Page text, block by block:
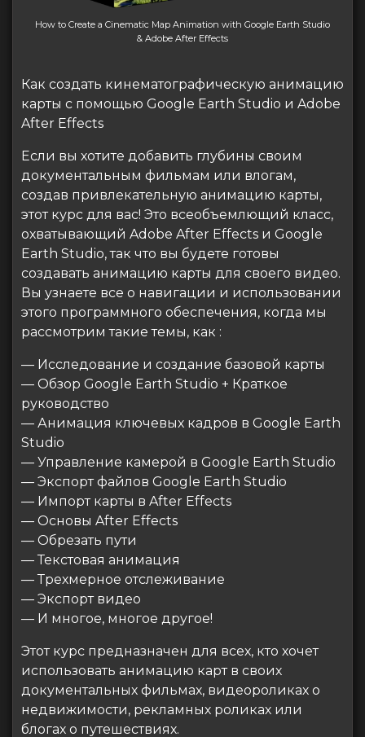
How to Create a Cinematic Map Animation with Google Earth Studio
& Adobe After Effects
Как создать кинематографическую анимацию
карты с помощью Google Earth Studio и Adobe
After Effects
Если вы хотите добавить глубины своим
документальным фильмам или влогам,
создав привлекательную анимацию карты,
этот курс для вас! Это всеобъемлющий класс,
охватывающий Adobe After Effects и Google
Earth Studio, так что вы будете готовы
создавать анимацию карты для своего видео.
Вы узнаете все о навигации и использовании
этого программного обеспечения, когда мы
рассмотрим такие темы, как :
— Исследование и создание базовой карты
— Обзор Google Earth Studio + Краткое
руководство
— Анимация ключевых кадров в Google Earth
Studio
— Управление камерой в Google Earth Studio
— Экспорт файлов Google Earth Studio
— Импорт карты в After Effects
— Основы After Effects
— Обрезать пути
— Текстовая анимация
— Трехмерное отслеживание
— Экспорт видео
— И многое, многое другое!
Этот курс предназначен для всех, кто хочет
использовать анимацию карт в своих
документальных фильмах, видеороликах о
недвижимости, рекламных роликах или
блогах о путешествиях.